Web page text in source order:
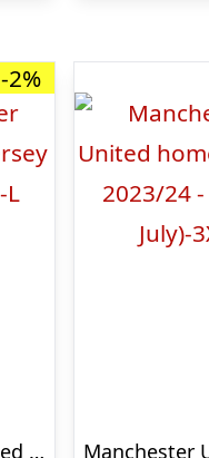
-2%
Manchester United icons jersey 2025 – mens-L